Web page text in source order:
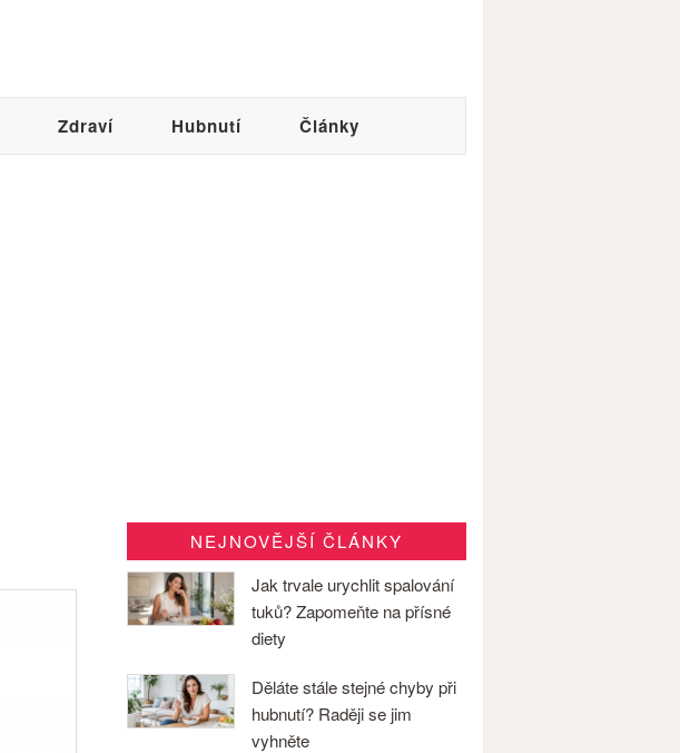
Zdraví Hubnutí Články
NEJNOVĚJŠÍ ČLÁNKY
Jak trvale urychlit spalování
tuků? Zapomeňte na přísné
diety
Děláte stále stejné chyby při
hubnutí? Raději se jim
vyhněte